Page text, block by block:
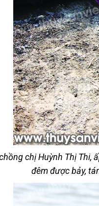
chị Huỳnh Thị Thi,
đêm được bảy,